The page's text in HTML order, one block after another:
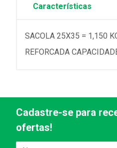
Características
SACOLA 25X35 = 1,150
REFORCADA
Cadastre-se para
ofertas!